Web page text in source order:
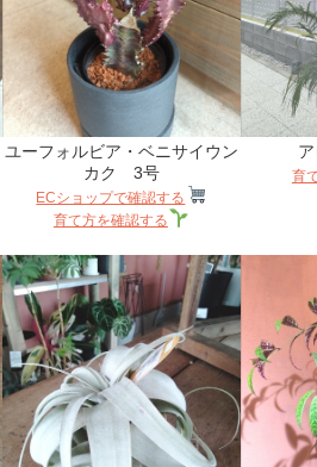
ユーフォルビア・ベニサイウン
カク 3号
ECショップで確認する
育て方を確認する
育